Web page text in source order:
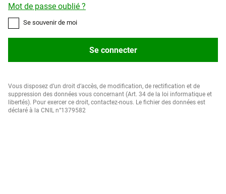
Mot de passe oublié ?
Se souvenir de moi
Se connecter
Vous disposez d’un droit d’accès, de modification, de rectification et de
suppression des données vous concernant (Art. 34 de la loi informatique et
libertés). Pour exercer ce droit, contactez-nous. Le fichier des données est
déclaré à la CNIL n°1379582